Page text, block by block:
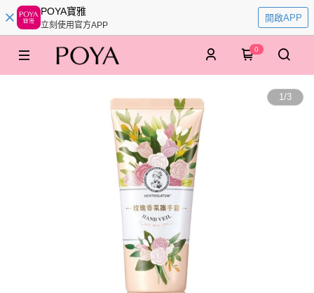
POYA寶雅
立刻使用官方APP
開啟APP
0
1/3